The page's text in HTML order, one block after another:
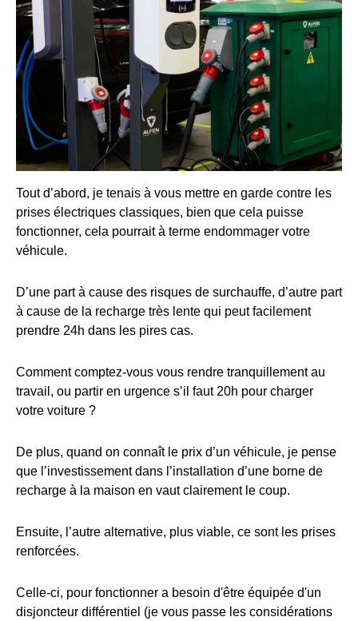
Tout d’abord, je tenais à vous mettre en garde contre les
prises électriques classiques, bien que cela puisse
fonctionner, cela pourrait à terme endommager votre
véhicule.
D’une part à cause des risques de surchauffe, d’autre part
à cause de la recharge très lente qui peut facilement
prendre 24h dans les pires cas.
Comment comptez-vous vous rendre tranquillement au
travail, ou partir en urgence s’il faut 20h pour charger
votre voiture ?
De plus, quand on connaît le prix d’un véhicule, je pense
que l’investissement dans l’installation d’une borne de
recharge à la maison en vaut clairement le coup.
Ensuite, l’autre alternative, plus viable, ce sont les prises
renforcées.
Celle-ci, pour fonctionner a besoin d'être équipée d'un
disjoncteur différentiel (je vous passe les considérations